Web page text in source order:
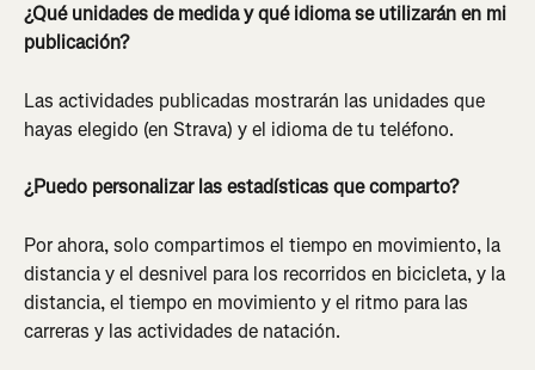
¿Qué unidades de medida y qué idioma se utilizarán en mi
publicación?
Las actividades publicadas mostrarán las unidades que
hayas elegido (en Strava) y el idioma de tu teléfono.
¿Puedo personalizar las estadísticas que comparto?
Por ahora, solo compartimos el tiempo en movimiento, la
distancia y el desnivel para los recorridos en bicicleta, y la
distancia, el tiempo en movimiento y el ritmo para las
carreras y las actividades de natación.